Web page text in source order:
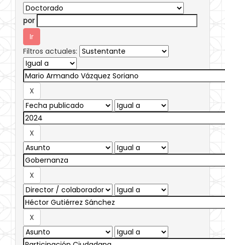
por
Filtros actuales: